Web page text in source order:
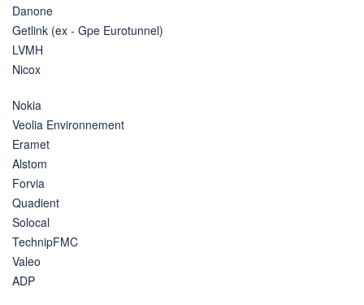
Danone
Getlink (ex - Gpe Eurotunnel)
LVMH
Nicox
Nokia
Veolia Environnement
Eramet
Alstom
Forvia
Quadient
Solocal
TechnipFMC
Valeo
ADP